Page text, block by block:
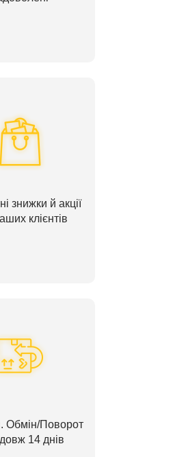
знижки й акції
клієнтів
Обмін/Поворот
14 днів